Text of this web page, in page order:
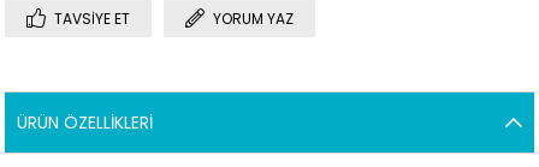
TAVSIYE ET YORUM YAZ
ÜRÜN ÖZELLIKLERI